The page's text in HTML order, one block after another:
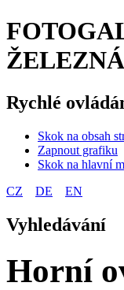
Rychlé
Skok na obsah
Zapnout grafiku
Skok na hlavní
CZ
DE EN
Vyhledávání
Horní